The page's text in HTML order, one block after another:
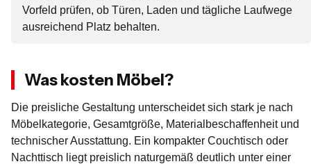
Vorfeld prüfen, ob Türen, Laden und tägliche Laufwege
ausreichend Platz behalten.
Was kosten Möbel?
Die preisliche Gestaltung unterscheidet sich stark je nach
Möbelkategorie, Gesamtgröße, Materialbeschaffenheit und
technischer Ausstattung. Ein kompakter Couchtisch oder
Nachttisch liegt preislich naturgemäß deutlich unter einer